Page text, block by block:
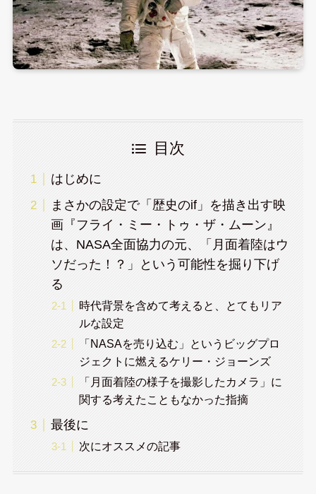
目次
はじめに
まさかの設定で「歴史のif」を描き出す映
画『フライ・ミー・トゥ・ザ・ムーン』
は、NASA全面協力の元、「月面着陸はウ
ソだった！？」という可能性を掘り下げ
る
時代背景を含めて考えると、とてもリア
ルな設定
「NASAを売り込む」というビッグプロ
ジェクトに燃えるケリー・ジョーンズ
「月面着陸の様子を撮影したカメラ」に
関する考えたこともなかった指摘
最後に
次にオススメの記事